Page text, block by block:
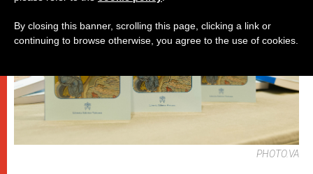
PHOTO.VA
By closing this banner, scrolling this page, clicking a link or
continuing to browse otherwise, you agree to the use of cookies.